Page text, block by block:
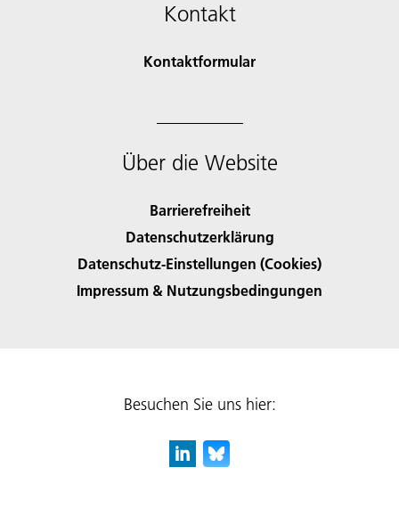
Kontakt
Kontaktformular
Über die Website
Barrierefreiheit
Datenschutzerklärung
Datenschutz-Einstellungen (Cookies)
Impressum & Nutzungsbedingungen
Besuchen Sie uns hier: